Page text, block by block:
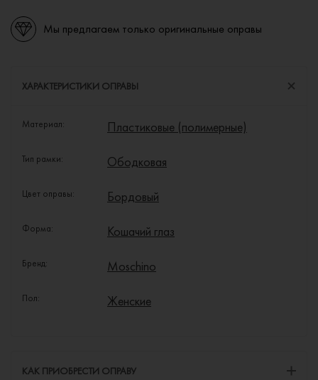
Мы предлагаем только оригинальные оправы
ХАРАКТЕРИСТИКИ ОПРАВЫ
Материал: Пластиковые (полимерные)
Тип рамки: Ободковая
Цвет оправы: Бордовый
Форма: Кошачий глаз
Бренд: Moschino
Пол: Женские
КАК ПРИОБРЕСТИ ОПРАВУ